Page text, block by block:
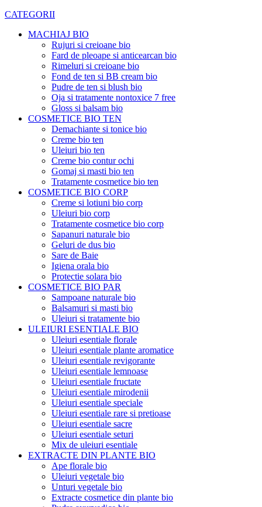
CATEGORII
MACHIAJ BIO
Rujuri si creioane bio
Fard de pleoape si anticearcan bio
Rimeluri si creioane bio
Fond de ten si BB cream bio
Pudre de ten si blush bio
Oja si tratamente nontoxice 7 free
Gloss si balsam bio
COSMETICE BIO TEN
Demachiante si tonice bio
Creme bio ten
Uleiuri bio ten
Creme bio contur ochi
Gomaj si masti bio ten
Tratamente cosmetice bio ten
COSMETICE BIO CORP
Creme si lotiuni bio corp
Uleiuri bio corp
Tratamente cosmetice bio corp
Sapanuri naturale bio
Geluri de dus bio
Sare de Baie
Igiena orala bio
Protectie solara bio
COSMETICE BIO PAR
Sampoane naturale bio
Balsamuri si masti bio
Uleiuri si tratamente bio
ULEIURI ESENTIALE BIO
Uleiuri esentiale florale
Uleiuri esentiale plante aromatice
Uleiuri esentiale revigorante
Uleiuri esentiale lemnoase
Uleiuri esentiale fructate
Uleiuri esentiale mirodenii
Uleiuri esentiale speciale
Uleiuri esentiale rare si pretioase
Uleiuri esentiale sacre
Uleiuri esentiale seturi
Mix de uleiuri esentiale
EXTRACTE DIN PLANTE BIO
Ape florale bio
Uleiuri vegetale bio
Unturi vegetale bio
Extracte cosmetice din plante bio